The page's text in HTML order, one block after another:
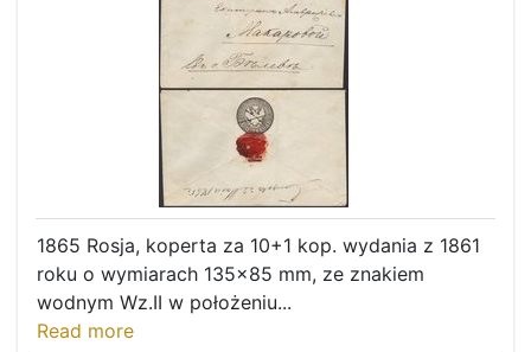
1865 Rosja, koperta za 10+1 kop. wydania z 1861
roku o wymiarach 135x85 mm, ze znakiem
wodnym Wz.II w położeniu...
Read more